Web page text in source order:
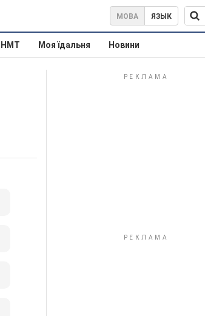
МОВА ЯЗЫК
НМТ Моя їдальня Новини